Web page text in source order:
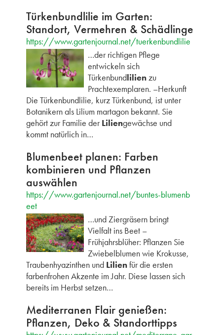
Türkenbundlilie im Garten:
Standort, Vermehren & Schädlinge
https://www.gartenjournal.net/tuerkenbundlilie
…der richtigen Pflege
entwickeln sich
Türkenbundlilienzu
Prachtexemplaren. –Herkunft
Die Türkenbundlilie, kurz Türkenbund, ist unter
Botanikern als Lilium martagon bekannt. Sie
gehört zur Familie derLiliengewächse und
kommt natürlich in…
Blumenbeet planen: Farben
kombinieren und Pflanzen
auswählen
https://www.gartenjournal.net/buntes-blumenb
eet
…und Ziergräsern bringt
Vielfalt ins Beet –
Frühjahrsblüher: Pflanzen Sie
Zwiebelblumen wie Krokusse,
Traubenhyazinthen und Lilienfür die ersten
farbenfrohen Akzente im Jahr. Diese lassen sich
bereits im Herbst setzen…
Mediterranen Flair genießen:
Pflanzen, Deko & Standorttipps